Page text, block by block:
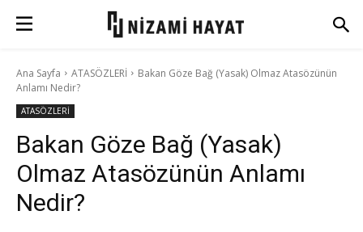
Ana Sayfa ATASÖZLERİ
Bakan Göze Bağ (Yasak) Olmaz Atasözünün
Anlamı Nedir?
ATASÖZLERİ
Bakan Göze Bağ (Yasak)
Olmaz Atasözünün Anlamı
Nedir?